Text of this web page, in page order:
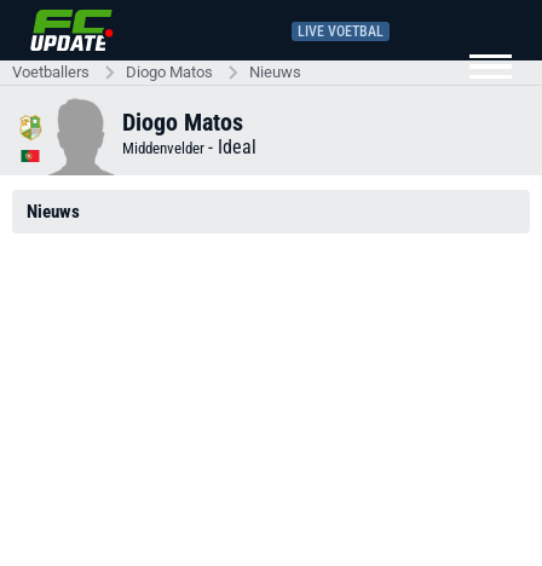
LIVE VOETBAL
Voetballers Diogo Matos Nieuws
Diogo Matos
Middenvelder - Ideal
Nieuws